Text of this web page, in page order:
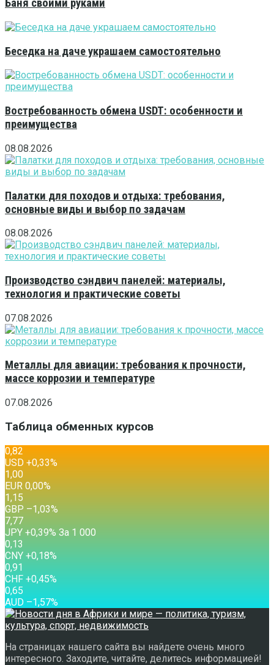
Баня своими руками
Беседка на даче украшаем самостоятельно
Востребованность обмена USDT: особенности и
преимущества
08.08.2026
Палатки для походов и отдыха: требования,
основные виды и выбор по задачам
08.08.2026
Производство сэндвич панелей: материалы,
технология и практические советы
07.08.2026
Металлы для авиации: требования к прочности,
массе коррозии и температуре
07.08.2026
Таблица обменных курсов
0,82
USD +0,33%
1,00
EUR 0,00%
1,15
GBP –1,03%
7,77
JPY +0,39% За 1 000
0,13
CNY +0,18%
0,91
CHF +0,45%
0,65
AUD –1,57%
На страницах нашего сайта вы найдете очень много
интересного. Заходите, читайте, делитесь информацией!